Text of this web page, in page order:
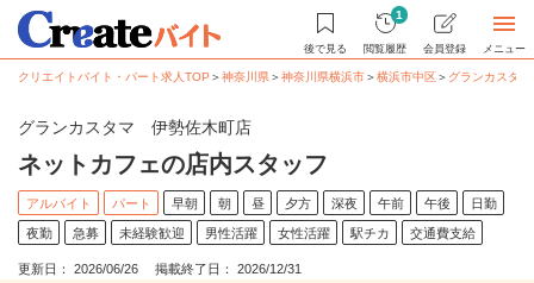
後で見る
1
閲覧履歴 会員登録 メニュー
クリエイトバイト・パート求人TOP ＞神奈川県＞神奈川県横浜市＞横浜市中区＞ グランカスタマ
グランカスタマ 伊勢佐木町店
ネットカフェの店内スタッフ
アルバイト パート 早朝 朝 昼 夕方 深夜 午前 午後 日勤
夜勤 急募 未経験歓迎 男性活躍 女性活躍 駅チカ 交通費支給
更新日： 2026/06/26 掲載終了日： 2026/12/31